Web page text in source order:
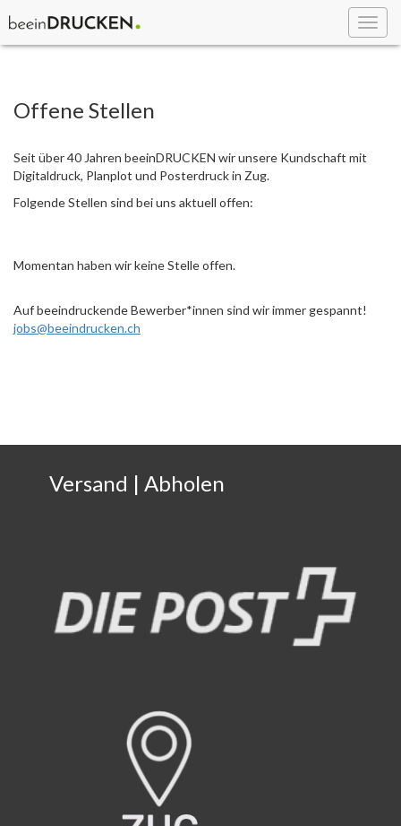
Offene Stellen
Seit über 40 Jahren beeinDRUCKEN wir unsere Kundschaft mit
Digitaldruck, Planplot und Posterdruck in Zug.
Folgende Stellen sind bei uns aktuell offen:
Momentan haben wir keine Stelle offen.
Auf beeindruckende Bewerber*innen sind wir immer gespannt!
jobs@beeindrucken.ch
Versand | Abholen